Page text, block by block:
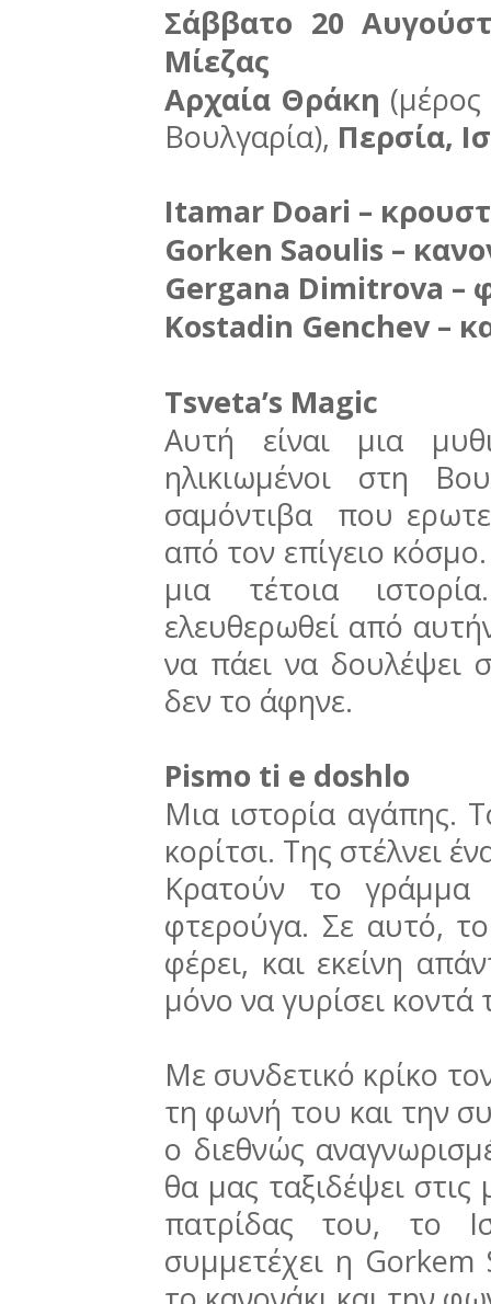
Σάββατο 20
Μίεζας
Αρχαία Θράκη (μέρος
Βουλγαρία), Περσία,
Itamar Doari –
Gorken Saoulis –
Gergana Dimitrova –
Kostadin Genchev –
Tsveta’s Magic
Αυτή είναι μια
ηλικιωμένοι στη
σαμόντιβα που
από τον επίγειο
μια τέτοια
ελευθερωθεί από
να πάει να δουλέψει
δεν το άφηνε.
Pismo ti e doshlo
Μια ιστορία αγάπης.
κορίτσι. Της στέλνει
Κρατούν το
φτερούγα. Σε αυτό,
φέρει, και εκείνη
μόνο να γυρίσει κοντά
Με συνδετικό κρίκο
τη φωνή του και την
ο διεθνώς
θα μας ταξιδέψει
πατρίδας του, το
συμμετέχει η